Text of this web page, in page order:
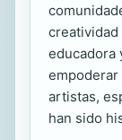
creatividad
educadora
empoderar
artistas,
han sido